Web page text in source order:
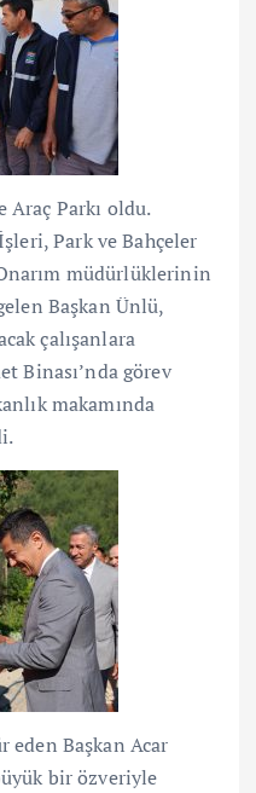
Araç Parkı oldu.
Park ve Bahçeler
müdürlüklerinin
Başkan Ünlü,
çalışanlara
Binası’nda görev
makamında
eden Başkan Acar
bir özveriyle